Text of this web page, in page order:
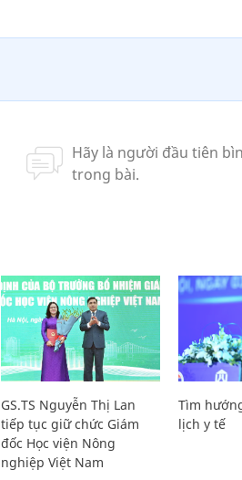
GS.TS Nguyễn Thị Lan
tiếp tục giữ chức Giám
đốc Học viện Nông
nghiệp Việt Nam
Tìm
lịch y tế